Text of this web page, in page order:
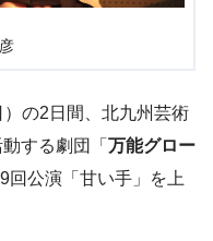
の2日間、北九州芸術
する劇団「 万能グロー
回公演「甘い手」を上